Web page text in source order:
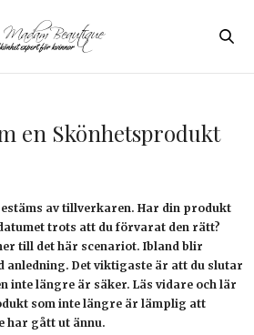
en Skönhetsprodukt
av tillverkaren. Har din produkt
trots att du förvarat den rätt?
till det här scenariot. Ibland blir
anledning. Det viktigaste är att du slutar
inte längre är säker. Läs vidare och lär
som inte längre är lämplig att
har gått ut ännu.